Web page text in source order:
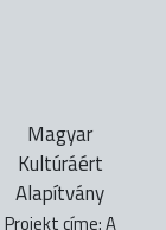
Magyar
Kultúráért
Alapítvány
Projekt címe: A